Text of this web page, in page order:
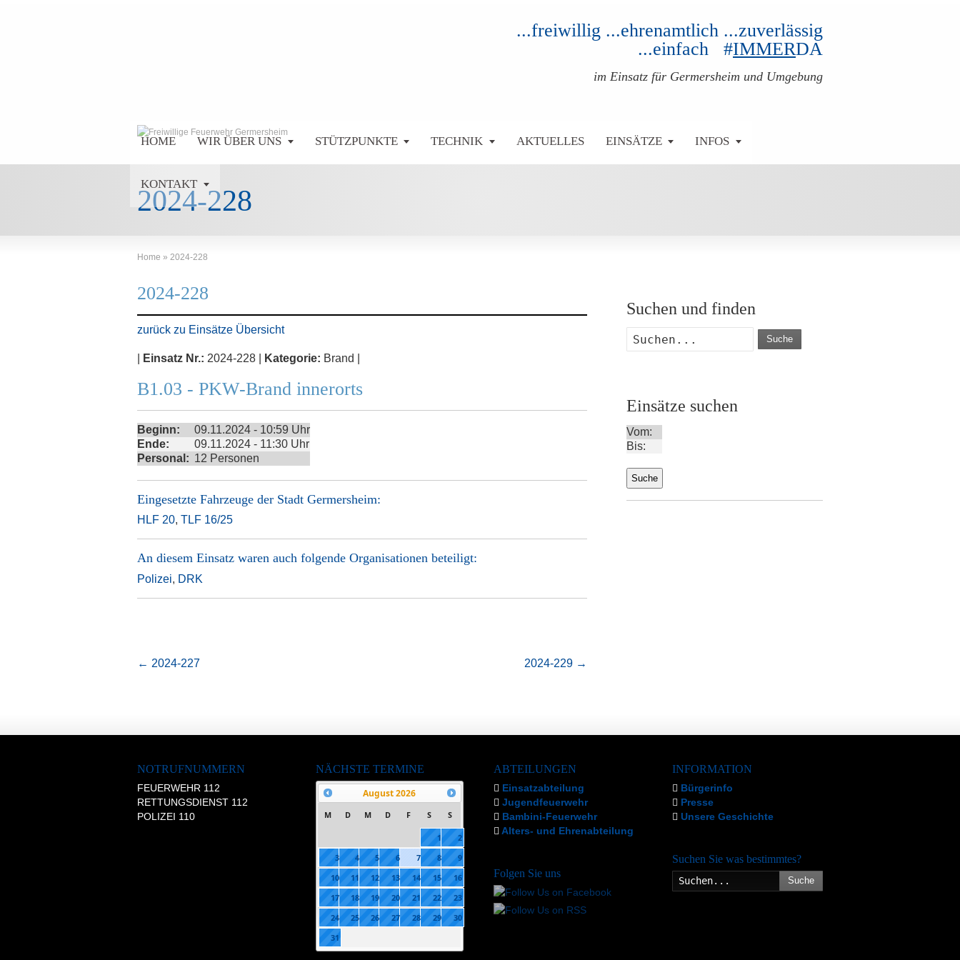
...freiwillig ...ehrenamtlich ...zuverlässig
...einfach #IMMERDA
im Einsatz für Germersheim und Umgebung
HOME WIR ÜBER UNS STÜTZPUNKTE TECHNIK AKTUELLES EINSÄTZE INFOS
KONTAKT
2024-228
Home » 2024-228
2024-228
zurück zu Einsätze Übersicht
Einsatz Nr.: 2024-228 | Kategorie: Brand |
B1.03 - PKW-Brand innerorts
Beginn:
09.11.2024 - 10:59 Uhr
Ende:
09.11.2024 - 11:30 Uhr
Personal: 12 Personen
Eingesetzte Fahrzeuge der Stadt Germersheim:
HLF 20, TLF 16/25
An diesem Einsatz waren auch folgende Organisationen beteiligt:
Polizei, DRK
← 2024-227 2024-229 →
Suchen und finden
Suche
Einsätze suchen
Vom:
Bis:
NOTRUFNUMMERN
FEUERWEHR 112
RETTUNGSDIENST 112
POLIZEI 110
NÄCHSTE TERMINE
August2026
M D M D F S S
1
2
3
4 5 6 7 8
9
10
11 12 13 14 15
16
17
18 19 20 21 22
23
24
25 26 27 28 29
30
31
ABTEILUNGEN
Einsatzabteilung
Jugendfeuerwehr
Bambini-Feuerwehr
Alters- und Ehrenabteilung
Folgen Sie uns
INFORMATION
Bürgerinfo
Presse
Unsere Geschichte
Suchen Sie was bestimmtes?
Suche